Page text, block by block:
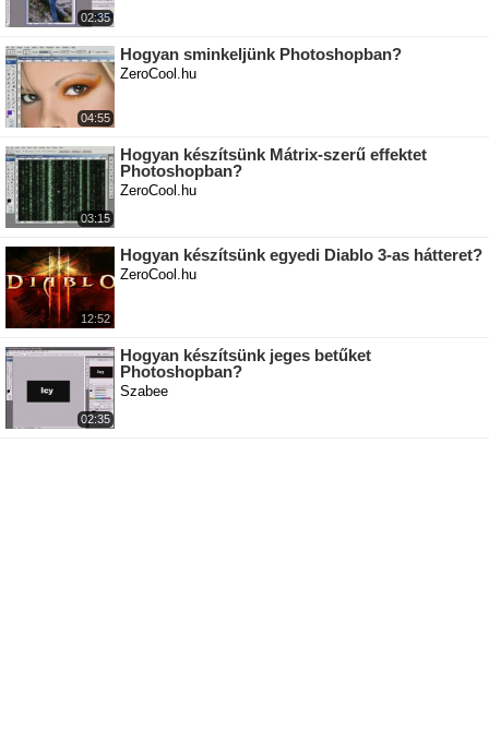
02:35
04:55
Hogyan sminkeljünk Photoshopban?
ZeroCool.hu
03:15
Hogyan készítsünk Mátrix-szerű effektet
Photoshopban?
ZeroCool.hu
12:52
Hogyan készítsünk egyedi Diablo 3-as hátteret?
ZeroCool.hu
02:35
Hogyan készítsünk jeges betűket
Photoshopban?
Szabee